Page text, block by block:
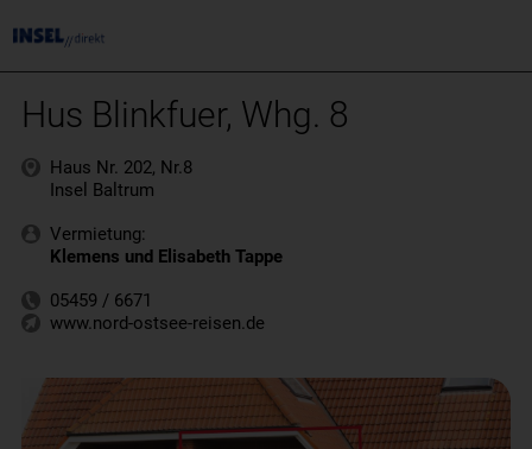
Hus Blinkfuer, Whg. 8
Haus Nr. 202, Nr.8
Insel Baltrum
Vermietung:
Klemens und Elisabeth Tappe
05459 / 6671
www.nord-ostsee-reisen.de